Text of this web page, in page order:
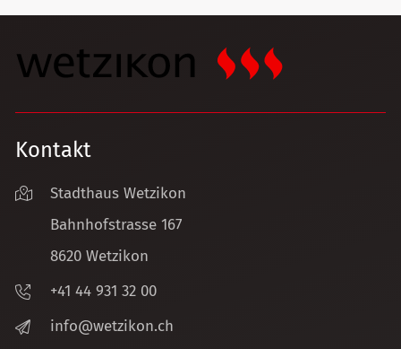
Kontakt
Stadthaus Wetzikon
Bahnhofstrasse 167
8620 Wetzikon
+41 44 931 32 00
nf
w tz k n ch